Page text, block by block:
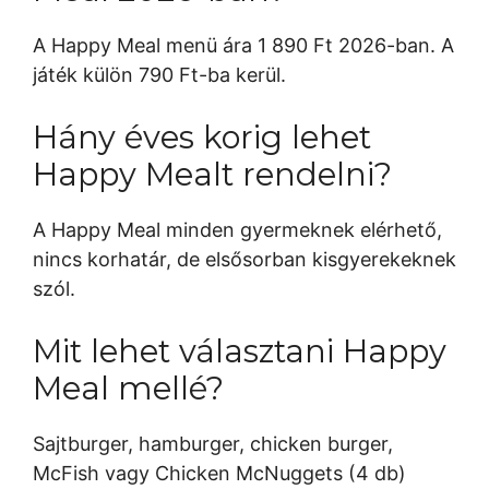
A Happy Meal menü ára 1 890 Ft 2026-ban. A
játék külön 790 Ft-ba kerül.
Hány éves korig lehet
Happy Mealt rendelni?
A Happy Meal minden gyermeknek elérhető,
nincs korhatár, de elsősorban kisgyerekeknek
szól.
Mit lehet választani Happy
Meal mellé?
Sajtburger, hamburger, chicken burger,
McFish vagy Chicken McNuggets (4 db)